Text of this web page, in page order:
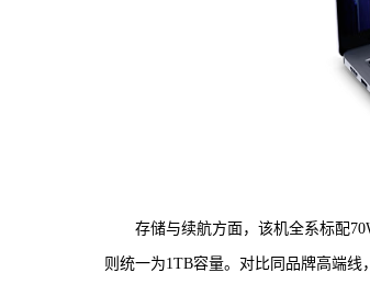
存储与续航方面，该机全系标配
则统一为1TB容量。对比同品牌高端线